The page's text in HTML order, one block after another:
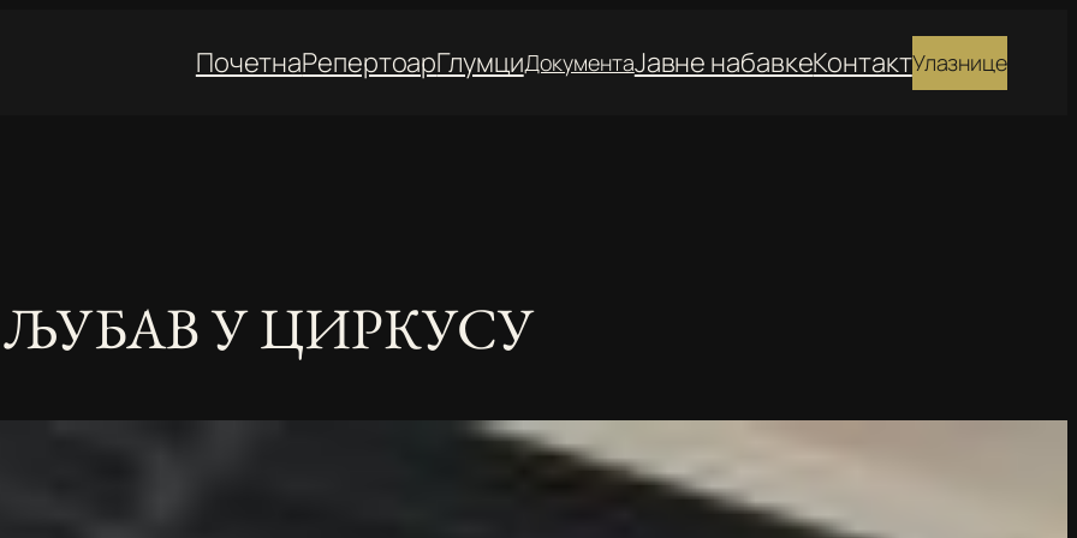
ПочетнаРепертоарГлумциДокументаЈавне набавкеКонтактУлазнице
ЉУБАВ У ЦИРКУСУ